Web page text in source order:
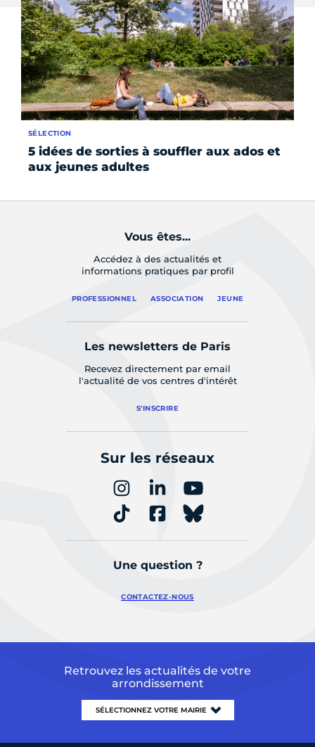
5 idées de sorties à souffler aux ados et
aux jeunes adultes
SÉLECTION
Vous êtes...
Accédez à des actualités et
informations pratiques par profil
PROFESSIONNEL ASSOCIATION JEUNE
Les newsletters de Paris
Recevez directement par email
l'actualité de vos centres d'intérêt
S'INSCRIRE
Sur les réseaux
Une question ?
CONTACTEZ-NOUS
Retrouvez les actualités de votre
arrondissement